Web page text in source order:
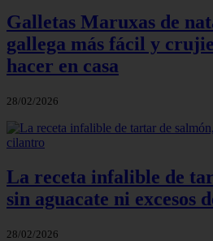
Galletas Maruxas de
gallega más fácil y
hacer en casa
28/02/2026
La receta infalible de
sin aguacate ni excesos
28/02/2026